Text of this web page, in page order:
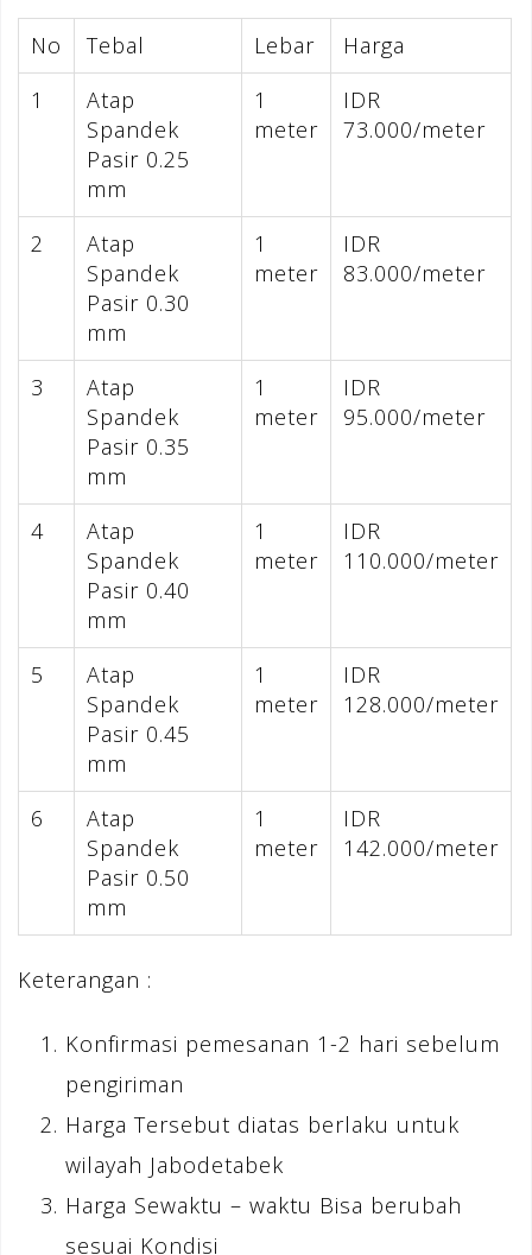
No Tebal Lebar
Harga
1
Atap
Spandek
Pasir 0.25
mm
1
meter
IDR
73.000/meter
2
Atap
Spandek
Pasir 0.30
mm
1
meter
IDR
83.000/meter
3
Atap
Spandek
Pasir 0.35
mm
1
meter
IDR
95.000/meter
4
Atap
Spandek
Pasir 0.40
mm
1
meter
IDR
110.000/meter
5
Atap
Spandek
Pasir 0.45
mm
1
meter
IDR
128.000/meter
6
Atap
Spandek
Pasir 0.50
mm
1
meter
IDR
142.000/meter
Keterangan :
Konfirmasi pemesanan 1-2 hari sebelum
pengiriman
Harga Tersebut diatas berlaku untuk
wilayah Jabodetabek
Harga Sewaktu – waktu Bisa berubah
sesuai Kondisi